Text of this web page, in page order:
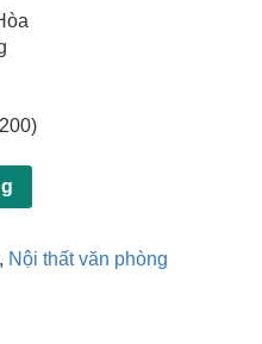
, Nội thất văn phòng